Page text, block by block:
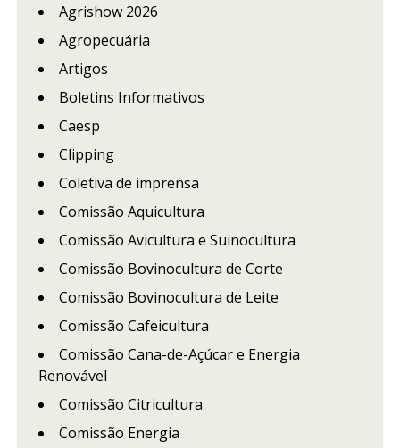
Agrishow 2026
Agropecuária
Artigos
Boletins Informativos
Caesp
Clipping
Coletiva de imprensa
Comissão Aquicultura
Comissão Avicultura e Suinocultura
Comissão Bovinocultura de Corte
Comissão Bovinocultura de Leite
Comissão Cafeicultura
Comissão Cana-de-Açúcar e Energia
Renovável
Comissão Citricultura
Comissão Energia